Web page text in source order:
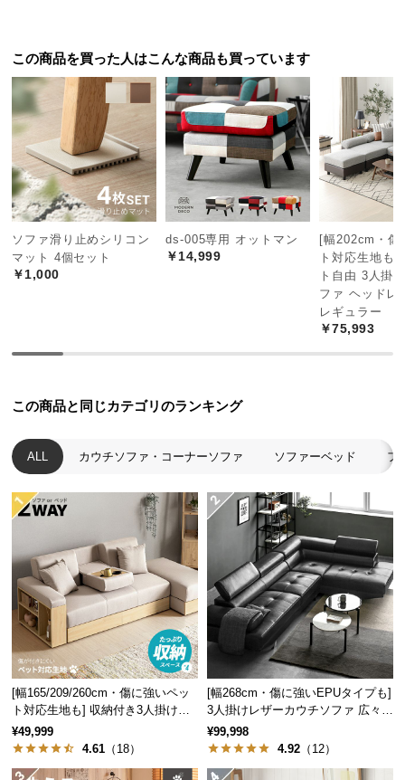
て
設
置
サ
ー
に
入
経
路
に
い
て
返
品・
キ
ャ
ン
セ
ル
に
つ
い
て
この商品を買った人はこんな商品も買っています
ソファ滑り止めシリコン
マット 4個セット
￥1,000
ds-005専用 オットマン
￥14,999
[幅202cm・傷
ト対応生地も]
ト自由 3人掛
ファ ヘッドレ
レギュラー
￥75,993
この商品と同じカテゴリのランキング
ALL カウチソファ・コーナーソファ ソファーベッド フ
[幅165/209/260cm・傷に強いペッ
ト対応生地も] 収納付き3人掛け多
機能ソファ
¥49,999
4.61 （18）
[幅268cm・傷に強いEPUタイプも]
3人掛けレザーカウチソファ 広々設
計 高級感
¥99,998
4.92 （12）